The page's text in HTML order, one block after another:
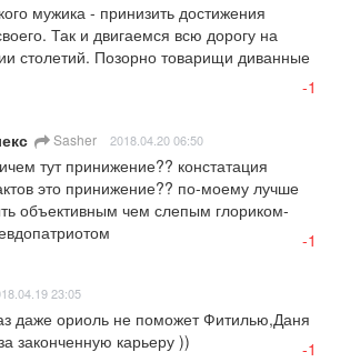
мужика - принизить достижения
Так и двигаемся всю дорогу на
столетий. Позорно товарищи диванные
-1
Sasher 2018.04.20 06:50
тут принижение?? констатация
это принижение?? по-моему лучше
объективным чем слепым глориком-
-1
23:05
даже ориоль не поможет Фитилью,Даня
законченную карьеру ))
-1